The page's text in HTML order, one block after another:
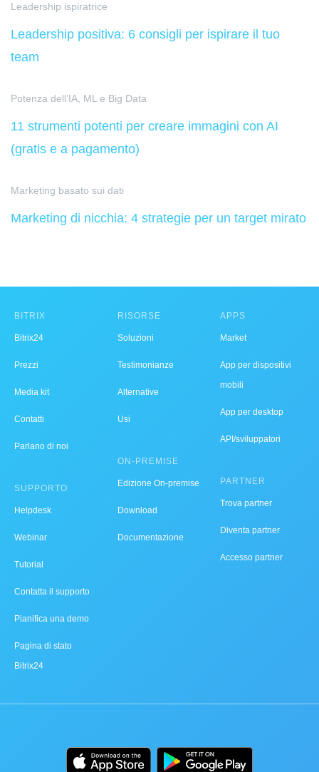
Leadership ispiratrice
Leadership positiva: 6 consigli per ispirare il tuo
team
Potenza dell’IA, ML e Big Data
11 strumenti potenti per creare immagini con AI
(gratis e a pagamento)
Marketing basato sui dati
Marketing di nicchia: 4 strategie per un target mirato
BITRIX
Bitrix24
Prezzi
Media kit
Contatti
Parlano di noi
SUPPORTO
Helpdesk
Webinar
Tutorial
Contatta il supporto
Pianifica una demo
Pagina di stato
Bitrix24
RISORSE
Soluzioni
Testimonianze
Alternative
Usi
ON-PREMISE
Edizione On-premise
Download
Documentazione
APPS
Market
App per dispositivi
mobili
App per desktop
API/sviluppatori
PARTNER
Trova partner
Diventa partner
Accesso partner